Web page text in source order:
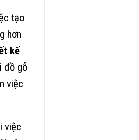
tạo
hơn
kế
đồ gỗ
việc
việc